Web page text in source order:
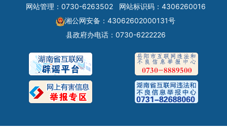
网站管理：0730-6263502
网站标识码：4306260016
湘公网安备：43062602000131号
县政府办电话：0730-6222226